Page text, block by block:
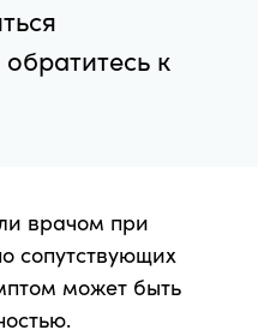
к
врачом при
сопутствующих
может быть